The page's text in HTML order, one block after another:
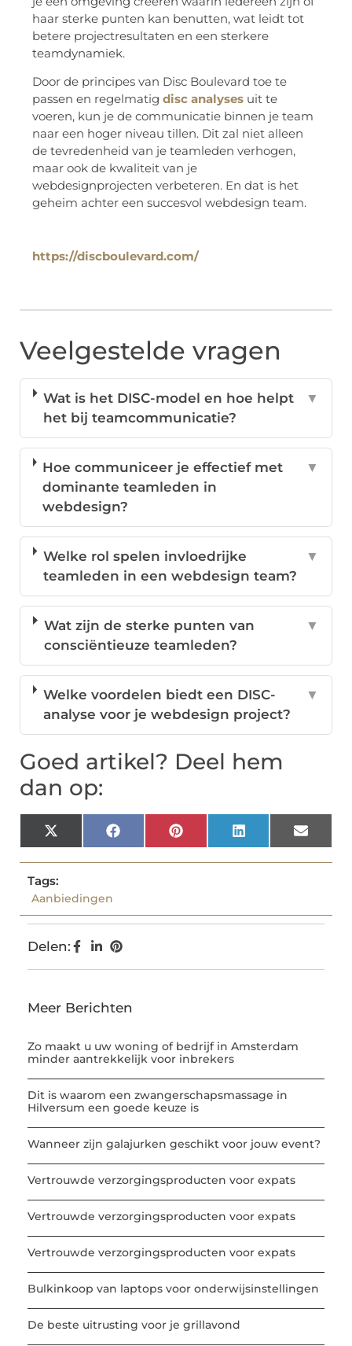
haar sterke punten kan benutten, wat leidt tot
betere projectresultaten en een sterkere
teamdynamiek.
Door de principes van Disc Boulevard toe te
passen en regelmatig disc analyses uit te
voeren, kun je de communicatie binnen je team
naar een hoger niveau tillen. Dit zal niet alleen
de tevredenheid van je teamleden verhogen,
maar ook de kwaliteit van je
webdesignprojecten verbeteren. En dat is het
geheim achter een succesvol webdesign team.
https://discboulevard.com/
Veelgestelde vragen
Wat is het DISC-model en hoe helpt
het bij teamcommunicatie?
▼
Hoe communiceer je effectief met
dominante teamleden in
webdesign?
▼
Welke rol spelen invloedrijke
teamleden in een webdesign team?
▼
Wat zijn de sterke punten van
consciëntieuze teamleden?
▼
Welke voordelen biedt een DISC-
analyse voor je webdesign project?
▼
Goed artikel? Deel hem
dan op:
X
(Twitter)
FacebookPinterestLinkedInEmail
Tags:
Aanbiedingen
Delen:
Meer Berichten
Zo maakt u uw woning of bedrijf in Amsterdam
minder aantrekkelijk voor inbrekers
Dit is waarom een zwangerschapsmassage in
Hilversum een goede keuze is
Wanneer zijn galajurken geschikt voor jouw event?
Vertrouwde verzorgingsproducten voor expats
Vertrouwde verzorgingsproducten voor expats
Vertrouwde verzorgingsproducten voor expats
Bulkinkoop van laptops voor onderwijsinstellingen
De beste uitrusting voor je grillavond